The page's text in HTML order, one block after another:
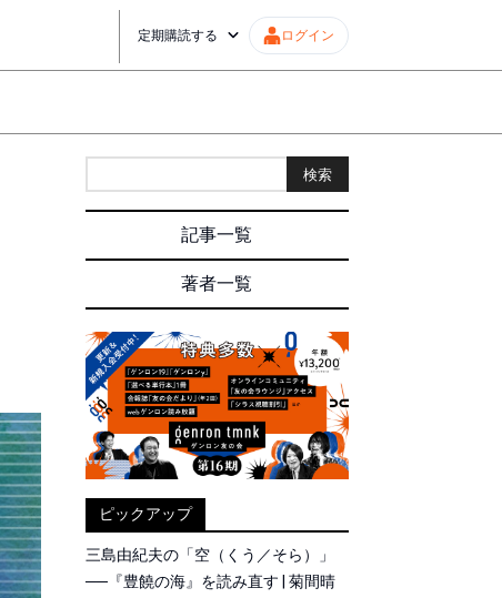
定期購読する ログイン
検索
記事一覧
著者一覧
ピックアップ
三島由紀夫の「空（くう／そら）」
──『豊饒の海』を読み直す | 菊間晴